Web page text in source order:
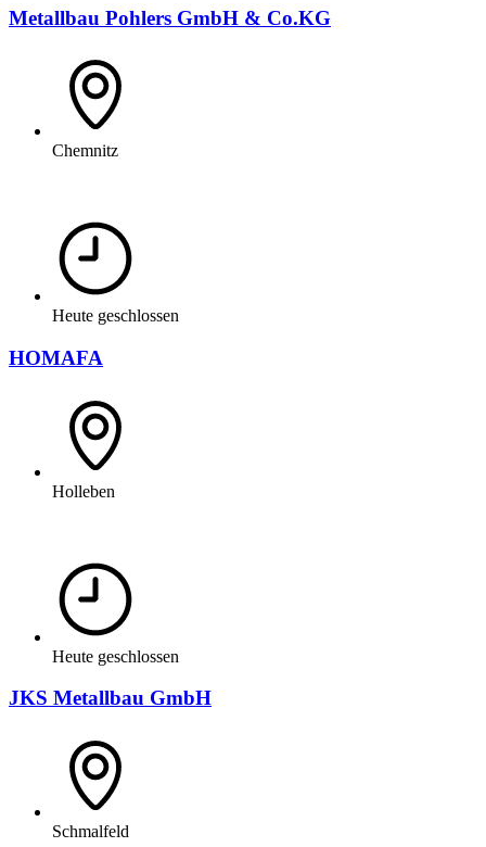
Metallbau Pohlers GmbH & Co.KG
Chemnitz
Heute geschlossen
HOMAFA
Holleben
Heute geschlossen
JKS Metallbau GmbH
Schmalfeld